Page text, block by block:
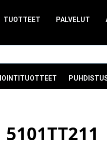
TUOTTEET PALVELUT
5101TT211